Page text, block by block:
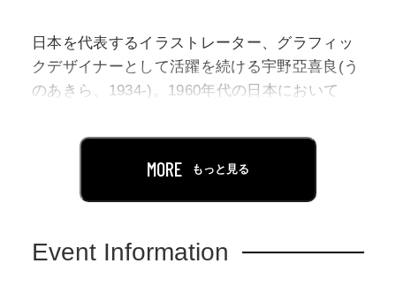
日本を代表するイラストレーター、グラフィッ
クデザイナーとして活躍を続ける宇野亞喜良(う
のあきら、1934-)。1960年代の日本において
という言葉を広め、時代を牽引してきたレジェ
ンドでありながら、常に進化し続けています。
ー以来、活動の範囲は限りなく広がっていま
MORE もっと見る
Event Information